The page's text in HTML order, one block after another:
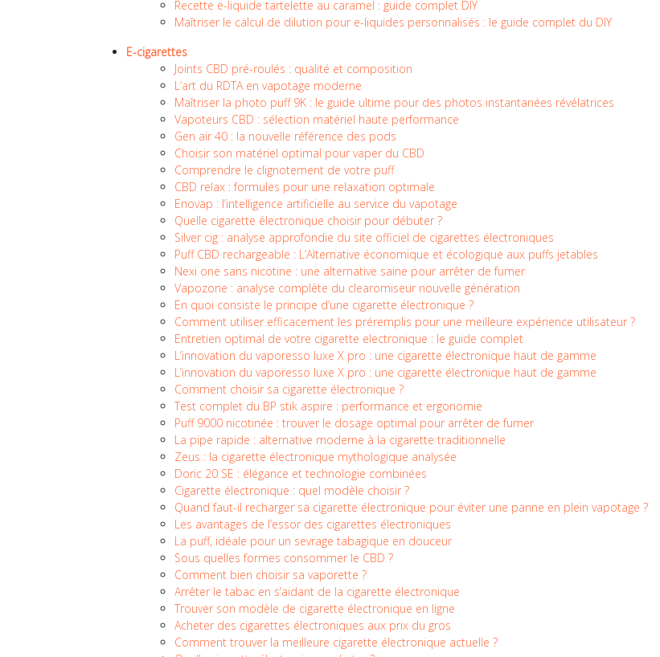
Recette e-liquide tartelette au caramel : guide complet DIY
Maîtriser le calcul de dilution pour e-liquides personnalisés : le guide complet du DIY
E-cigarettes
Joints CBD pré-roulés : qualité et composition
L’art du RDTA en vapotage moderne
Maîtriser la photo puff 9K : le guide ultime pour des photos instantanées révélatrices
Vapoteurs CBD : sélection matériel haute performance
Gen air 40 : la nouvelle référence des pods
Choisir son matériel optimal pour vaper du CBD
Comprendre le clignotement de votre puff
CBD relax : formules pour une relaxation optimale
Enovap : l’intelligence artificielle au service du vapotage
Quelle cigarette électronique choisir pour débuter ?
Silver cig : analyse approfondie du site officiel de cigarettes électroniques
Puff CBD rechargeable : L’Alternative économique et écologique aux puffs jetables
Nexi one sans nicotine : une alternative saine pour arrêter de fumer
Vapozone : analyse complète du clearomiseur nouvelle génération
En quoi consiste le principe d’une cigarette électronique ?
Comment utiliser efficacement les préremplis pour une meilleure expérience utilisateur ?
Entretien optimal de votre cigarette electronique : le guide complet
L’innovation du vaporesso luxe X pro : une cigarette électronique haut de gamme
L’innovation du vaporesso luxe X pro : une cigarette électronique haut de gamme
Comment choisir sa cigarette électronique ?
Test complet du BP stik aspire : performance et ergonomie
Puff 9000 nicotinée : trouver le dosage optimal pour arrêter de fumer
La pipe rapide : alternative moderne à la cigarette traditionnelle
Zeus : la cigarette électronique mythologique analysée
Doric 20 SE : élégance et technologie combinées
Cigarette électronique : quel modèle choisir ?
Quand faut-il recharger sa cigarette électronique pour éviter une panne en plein vapotage ?
Les avantages de l’essor des cigarettes électroniques
La puff, idéale pour un sevrage tabagique en douceur
Sous quelles formes consommer le CBD ?
Comment bien choisir sa vaporette ?
Arrêter le tabac en s’aidant de la cigarette électronique
Trouver son modèle de cigarette électronique en ligne
Acheter des cigarettes électroniques aux prix du gros
Comment trouver la meilleure cigarette électronique actuelle ?